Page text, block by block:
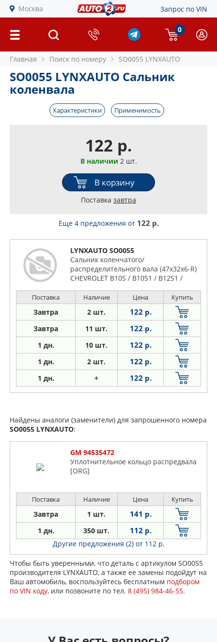
Москва Запрос по VIN
0
Главная Поиск по номеру SO0055 LYNXAUTO
SO0055 LYNXAUTO Сальник
коленвала
Характеристики Применимость
122 р.
В наличии 2 шт.
В корзину
Поставка завтра
Еще 4 предложения от 122 р.
LYNXAUTO SO0055
Сальник коленчатого/
распределительного вала (47x32x6-R)
CHEVROLET B10S / B10S1 / B12S1 /
Поставка Наличие Цена Купить
Завтра 2 шт. 122 р.
Завтра 11 шт. 122 р.
1 дн. 10 шт. 122 р.
1 дн. 2 шт. 122 р.
1 дн. + 122 р.
Найдены аналоги (заменители) для запрошенного номера
SO0055 LYNXAUTO:
GM 94535472
Уплотнительное кольцо распредвала
[ORG]
Поставка Наличие Цена Купить
Завтра 1 шт. 141 р.
1 дн. 350 шт. 112 р.
Другие предложения (2) от 112 р.
Чтобы быть уверенными, что деталь с артикулом SO0055
производителя LYNXAUTO, а также ее замены подойдут на
Ваш автомобиль, воспользуйтесь бесплатным подбором
по VIN коду, или позвоните по тел. 8 (495) 984-46-55.